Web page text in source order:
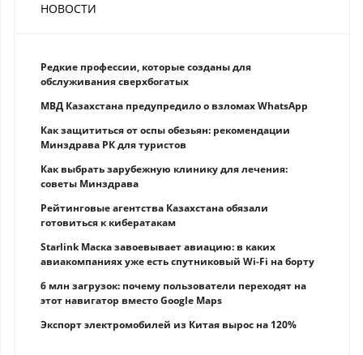
НОВОСТИ
Редкие профессии, которые созданы для
обслуживания сверхбогатых
МВД Казахстана предупредило о взломах WhatsApp
Как защититься от оспы обезьян: рекомендации
Минздрава РК для туристов
Как выбрать зарубежную клинику для лечения:
советы Минздрава
Рейтинговые агентства Казахстана обязали
готовиться к кибератакам
Starlink Маска завоевывает авиацию: в каких
авиакомпаниях уже есть спутниковый Wi-Fi на борту
6 млн загрузок: почему пользователи переходят на
этот навигатор вместо Google Maps
Экспорт электромобилей из Китая вырос на 120%